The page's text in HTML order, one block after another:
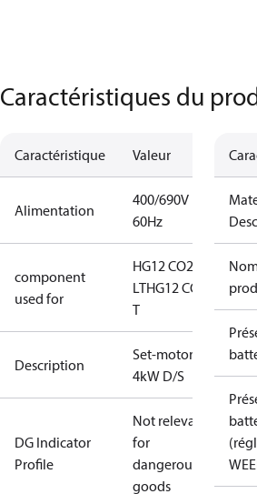
Caractéristiques du
Caractéristique Valeur
Alimentation
400/690V
60Hz
component
used for
HG12 CO2
LTHG12 CO2
T
Description
Set-motor
4kW D/S
DG Indicator
Profile
Not relevant
for
dangerous
goods